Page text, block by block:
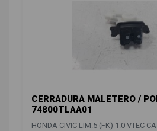
CERRADURA MALETERO /
74800TLAA01
HONDA CIVIC LIM.5 (FK) 1.0 VTEC